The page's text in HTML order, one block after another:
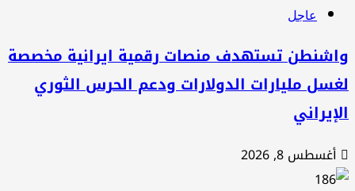
عاجل
تستهدف منصات رقمية ايرانية مخصصة
مليارات الدولارات ودعم الحرس الثوري
أغسطس 8, 2026